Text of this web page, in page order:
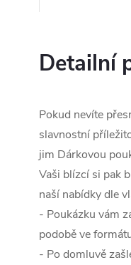
Detailní
Pokud nevíte
slavnostní
jim Dárkovou
Vaši blízcí si pak
naší nabídky dle
- Poukázku vám
podobě ve
- Po domluvě